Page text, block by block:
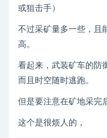
或狙击手）
不过采矿量多一些，且
高。
看起来，武装矿车的防
而且时空随时逃跑。
但是要注意在矿地采完
这个是很烦人的，